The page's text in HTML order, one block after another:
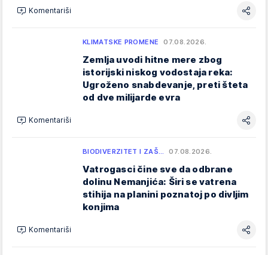
Komentariši
KLIMATSKE PROMENE 07.08.2026.
Zemlja uvodi hitne mere zbog
istorijski niskog vodostaja reka:
Ugroženo snabdevanje, preti šteta
od dve milijarde evra
Komentariši
BIODIVERZITET I ZAŠ… 07.08.2026.
Vatrogasci čine sve da odbrane
dolinu Nemanjića: Širi se vatrena
stihija na planini poznatoj po divljim
konjima
Komentariši